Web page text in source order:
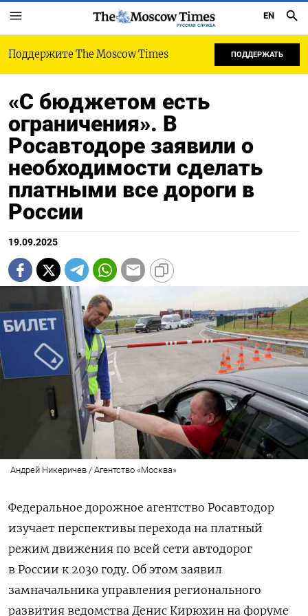
РУССКАЯ СЛУЖБА
EN
Поддержите The Moscow Times ПОДДЕРЖАТЬ
«С бюджетом есть
ограничения». В
Росавтодоре заявили о
необходимости сделать
платными все дороги в
России
19.09.2025
Андрей Никеричев / Агентство «Москва»
Федеральное дорожное агентство Росавтодор
изучает перспективы перехода на платный
режим движения по всей сети автодорог
в России к 2030 году. Об этом заявил
замначальника управления регионального
развития ведомства Денис Кирюхин на форуме